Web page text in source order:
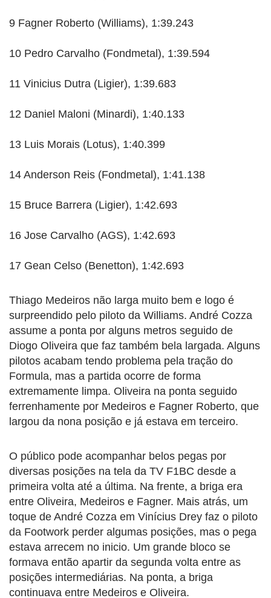
9 Fagner Roberto (Williams), 1:39.243
10 Pedro Carvalho (Fondmetal), 1:39.594
11 Vinicius Dutra (Ligier), 1:39.683
12 Daniel Maloni (Minardi), 1:40.133
13 Luis Morais (Lotus), 1:40.399
14 Anderson Reis (Fondmetal), 1:41.138
15 Bruce Barrera (Ligier), 1:42.693
16 Jose Carvalho (AGS), 1:42.693
17 Gean Celso (Benetton), 1:42.693
Thiago Medeiros não larga muito bem e logo é
surpreendido pelo piloto da Williams. André Cozza
assume a ponta por alguns metros seguido de
Diogo Oliveira que faz também bela largada. Alguns
pilotos acabam tendo problema pela tração do
Formula, mas a partida ocorre de forma
extremamente limpa. Oliveira na ponta seguido
ferrenhamente por Medeiros e Fagner Roberto, que
largou da nona posição e já estava em terceiro.
O público pode acompanhar belos pegas por
diversas posições na tela da TV F1BC desde a
primeira volta até a última. Na frente, a briga era
entre Oliveira, Medeiros e Fagner. Mais atrás, um
toque de André Cozza em Vinícius Drey faz o piloto
da Footwork perder algumas posições, mas o pega
estava arrecem no inicio. Um grande bloco se
formava então apartir da segunda volta entre as
posições intermediárias. Na ponta, a briga
continuava entre Medeiros e Oliveira.